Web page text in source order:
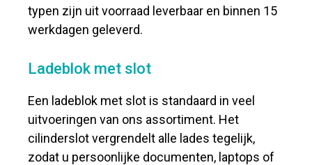
typen zijn uit voorraad leverbaar en binnen 15
werkdagen geleverd.
Ladeblok met slot
Een ladeblok met slot is standaard in veel
uitvoeringen van ons assortiment. Het
cilinderslot vergrendelt alle lades tegelijk,
zodat u persoonlijke documenten, laptops of